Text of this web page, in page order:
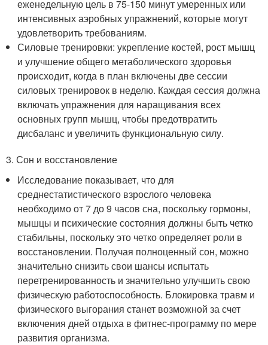
еженедельную цель в 75-150 минут умеренных или
интенсивных аэробных упражнений, которые могут
удовлетворить требованиям.
Силовые тренировки: укрепление костей, рост мышц
и улучшение общего метаболического здоровья
происходит, когда в план включены две сессии
силовых тренировок в неделю. Каждая сессия должна
включать упражнения для наращивания всех
основных групп мышц, чтобы предотвратить
дисбаланс и увеличить функциональную силу.
3. Сон и восстановление
Исследование показывает, что для
среднестатистического взрослого человека
необходимо от 7 до 9 часов сна, поскольку гормоны,
мышцы и психические состояния должны быть четко
стабильны, поскольку это четко определяет роли в
восстановлении. Получая полноценный сон, можно
значительно снизить свои шансы испытать
перетренированность и значительно улучшить свою
физическую работоспособность. Блокировка травм и
физического выгорания станет возможной за счет
включения дней отдыха в фитнес-программу по мере
развития организма.